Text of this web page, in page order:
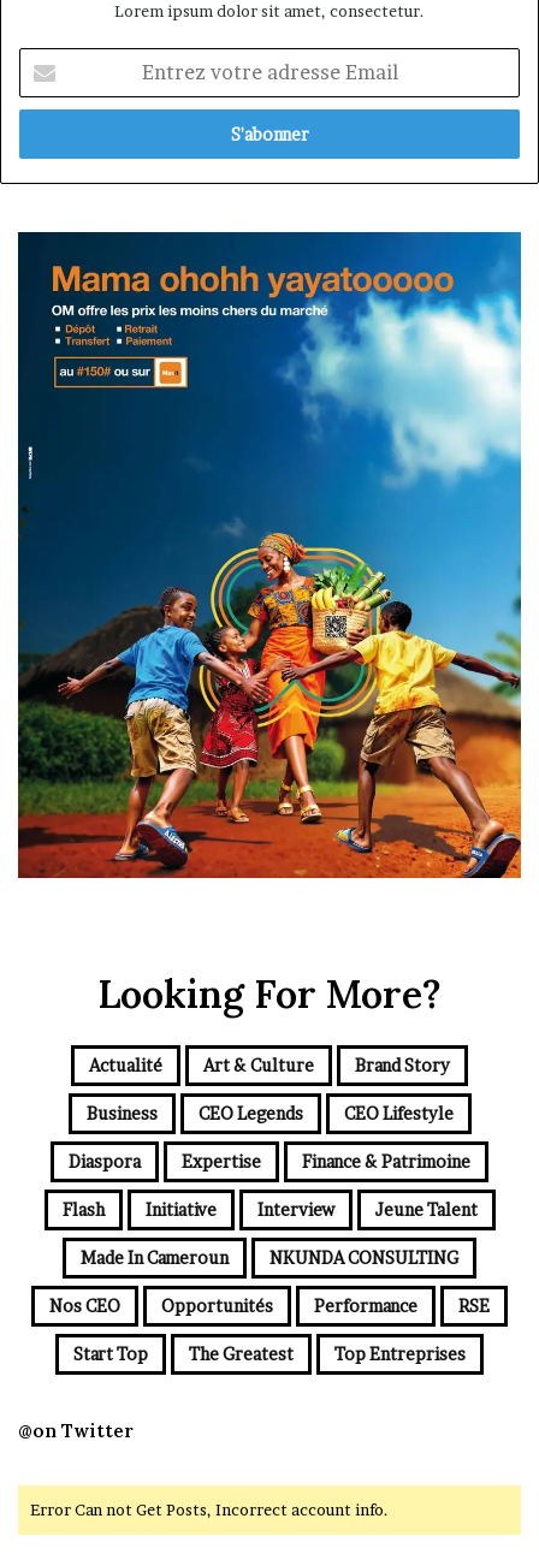
Lorem ipsum dolor sit amet, consectetur.
votre
adresse
Looking For More?
Actualité Art & Culture Brand Story
Business CEO Legends CEO Lifestyle
Diaspora Expertise Finance & Patrimoine
Flash Initiative Interview Jeune Talent
Made In Cameroun NKUNDA CONSULTING
Nos CEO Opportunités Performance RSE
Start Top The Greatest Top Entreprises
@on Twitter
Error Can not Get Posts, Incorrect account info.